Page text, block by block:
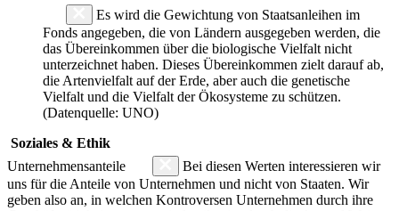
Es wird die Gewichtung von Staatsanleihen im
Fonds angegeben, die von Ländern ausgegeben werden, die
das Übereinkommen über die biologische Vielfalt nicht
unterzeichnet haben. Dieses Übereinkommen zielt darauf ab,
die Artenvielfalt auf der Erde, aber auch die genetische
Vielfalt und die Vielfalt der Ökosysteme zu schützen.
(Datenquelle: UNO)
Soziales & Ethik
Unternehmensanteile
Bei diesen Werten interessieren wir
uns für die Anteile von Unternehmen und nicht von Staaten. Wir
geben also an, in welchen Kontroversen Unternehmen durch ihre